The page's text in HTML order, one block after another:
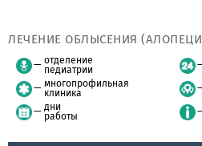
ЛЕЧЕНИЕ ОБЛЫСЕНИЯ
отделение
педиатрии
многопрофильная
клиника
дни
работы